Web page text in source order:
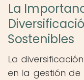
La
Sostenibles
La
en la gestión de